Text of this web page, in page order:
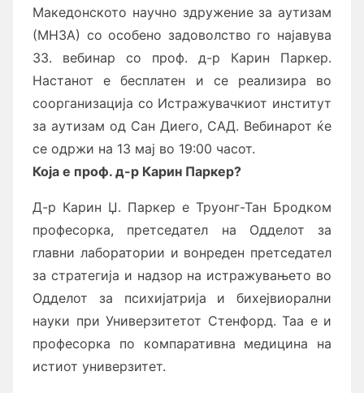
Македонското научно здружение за аутизам
(МНЗА) со особено задоволство го најавува
33. вебинар со проф. д-р Карин Паркер.
Настанот е бесплатен и се реализира во
соорганизација со Истражувачкиот институт
за аутизам од Сан Диего, САД. Вебинарот ќе
се одржи на 13 мај во 19:00 часот.
Која е проф. д-р Карин Паркер?
Д-р Карин Џ. Паркер е Труонг-Тан Бродком
професорка, претседател на Одделот за
главни лаборатории и вонреден претседател
за стратегија и надзор на истражувањето во
Одделот за психијатрија и бихејвиорални
науки при Универзитетот Стенфорд. Таа е и
професорка по компаративна медицина на
истиот универзитет.